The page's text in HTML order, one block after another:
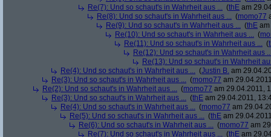
Re(7): Und so schaut's in Wahrheit aus ... (thE am
Re(8): Und so schaut's in Wahrheit aus ... (momo77
Re(9): Und so schaut's in Wahrheit aus ... (thE
Re(10): Und so schaut's in Wahrheit aus ... (
Re(11): Und so schaut's in Wahrheit aus ... (
Re(12): Und so schaut's in Wahrheit aus
Re(13): Und so schaut's in Wahrheit
Re(4): Und so schaut's in Wahrheit aus ... (Justin B. am
Re(3): Und so schaut's in Wahrheit aus ... (momo77 am
Re(2): Und so schaut's in Wahrheit aus ... (momo77 am 29.04.2011,
Re(3): Und so schaut's in Wahrheit aus ... (thE am 29.04.2011,
Re(4): Und so schaut's in Wahrheit aus ... (momo77 am
Re(5): Und so schaut's in Wahrheit aus ... (thE am
Re(6): Und so schaut's in Wahrheit aus ... (momo77 am
Re(7): Und so schaut's in Wahrheit aus ... (thE am